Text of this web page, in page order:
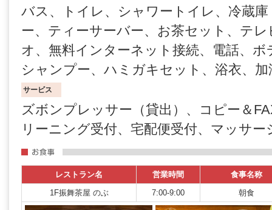
バス、トイレ、シャワートイレ、冷蔵
ー、ティーサーバー、お茶セット、テ
オ、無料インターネット接続、電話、
シャンプー、ハミガキセット、浴衣、加
サービス
ズボンプレッサー（貸出）、コピー＆
リーニング受付、宅配便受付、マッサ
レストラン名 営業時間
食事名称
1F振舞茶屋 のぶ
7:00-9:00 朝食